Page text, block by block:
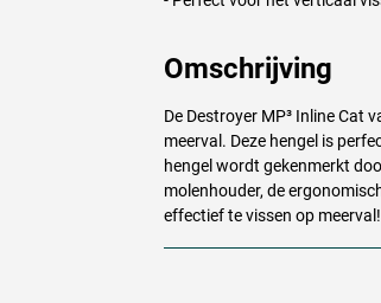
Omschrijving
De Destroyer MP³ Inline Cat
meerval. Deze hengel is
hengel wordt gekenmerkt
molenhouder, de
effectief te vissen op meerval!